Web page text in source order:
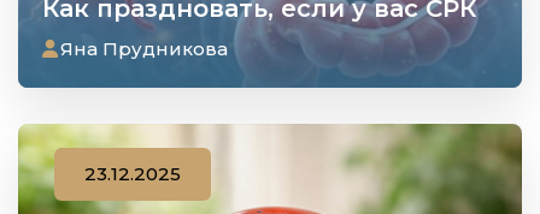
Как праздновать, если у вас СРК
Яна Прудникова
23.12.2025